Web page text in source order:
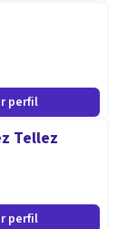
perfil
Tellez
perfil